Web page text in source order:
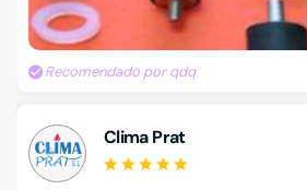
Recomendado por qdq
Clima Prat